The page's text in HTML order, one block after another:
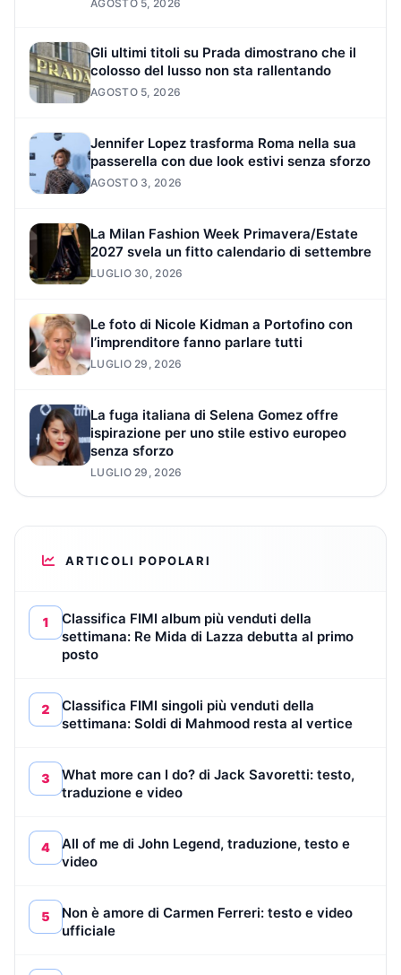
AGOSTO 5, 2026
Gli ultimi titoli su Prada dimostrano che il
colosso del lusso non sta rallentando
AGOSTO 5, 2026
Jennifer Lopez trasforma Roma nella sua
passerella con due look estivi senza sforzo
AGOSTO 3, 2026
La Milan Fashion Week Primavera/Estate
2027 svela un fitto calendario di settembre
LUGLIO 30, 2026
Le foto di Nicole Kidman a Portofino con
l’imprenditore fanno parlare tutti
LUGLIO 29, 2026
La fuga italiana di Selena Gomez offre
ispirazione per uno stile estivo europeo
senza sforzo
LUGLIO 29, 2026
ARTICOLI POPOLARI
1
Classifica FIMI album più venduti della
settimana: Re Mida di Lazza debutta al primo
posto
2
Classifica FIMI singoli più venduti della
settimana: Soldi di Mahmood resta al vertice
3
What more can I do? di Jack Savoretti: testo,
traduzione e video
4
All of me di John Legend, traduzione, testo e
video
5
Non è amore di Carmen Ferreri: testo e video
ufficiale